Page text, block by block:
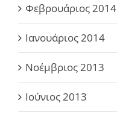
Φεβρουάριος 2014
Ιανουάριος 2014
Νοέμβριος 2013
Ιούνιος 2013